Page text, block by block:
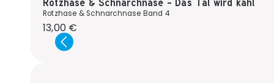
Rotzhase & Schnarchnase Band 4
Regulärer Preis:
13,00 €